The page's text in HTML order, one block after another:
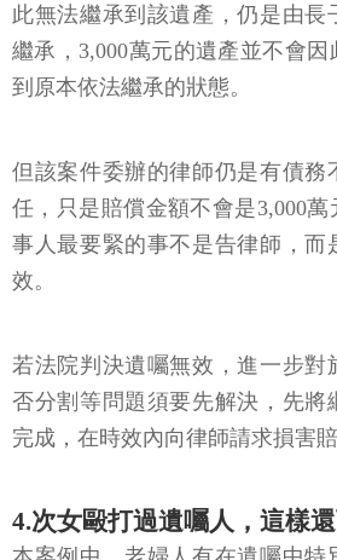
此無法繼承到該遺產，仍是由長
繼承，3,000萬元的遺產並不會
到原本依法繼承的狀態。
但該案件委辦的律師仍是有債務
任，只是賠償金額不會是3,000
事人最要緊的事不是告律師，而
效。
若法院判決遺囑無效，進一步對
否分割等問題須要先解決，先將
完成，在時效內向律師請求損害
4.次女毆打過遺囑人，這樣